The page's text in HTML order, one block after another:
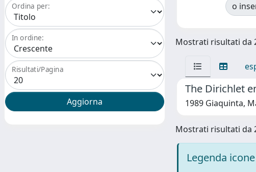
Ordina per:
In ordine:
Risultati/Pagina
o
Mostrati risultati da
The Dirichlet
1989 Giaquinta,
Mostrati risultati da
Legenda icone